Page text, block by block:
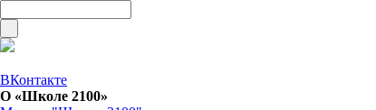
ВКонтакте
О «Школе 2100»